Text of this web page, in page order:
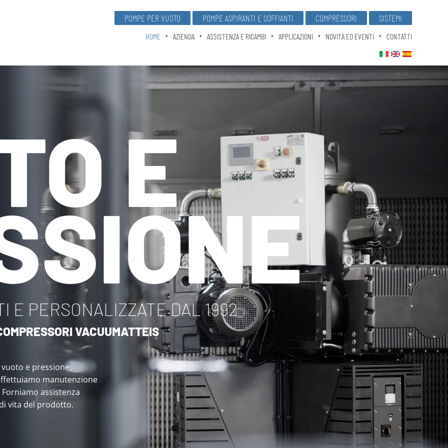
POMPE PER VUOTO POMPE ASPIRANTI E SOFFIANTI COMPRESSORI SISTEMI
HOME AZIENDA ASSISTENZA E RICAMBI APPLICAZIONI NOVITÀ ED EVENTI CONTATTI
E
E PERSONALIZZATE DAL 1992
VACUUMATTEIS
e pressione,
manutenzione
assistenza
vita del prodotto.